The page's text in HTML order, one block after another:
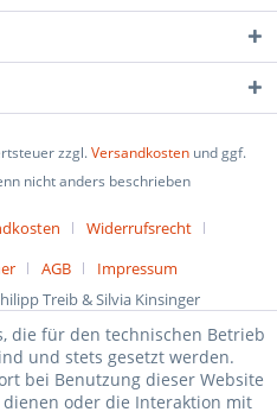
zzgl.Versandkosten und ggf.
nicht anders beschrieben
Widerrufsrecht
AGB
Impressum
Treib & Silvia Kinsinger
die für den technischen Betrieb
und stets gesetzt werden.
bei Benutzung dieser Website
oder die Interaktion mit